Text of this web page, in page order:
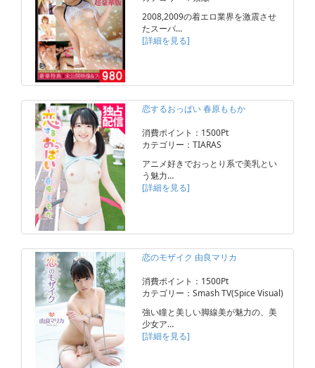
2008,2009の着エロ業界を激震させ
たスーパ…
[詳細を見る]
恋するおっぱい 春原ももか
消費ポイント：1500Pt
カテゴリー：TIARAS
アニメ好きでおっとり系で美乳とい
う魅力…
[詳細を見る]
恋のモザイク 由良マリカ
消費ポイント：1500Pt
カテゴリー：Smash TV(Spice Visual)
強い瞳と美しい脚線美が魅力の、美
少女ア…
[詳細を見る]